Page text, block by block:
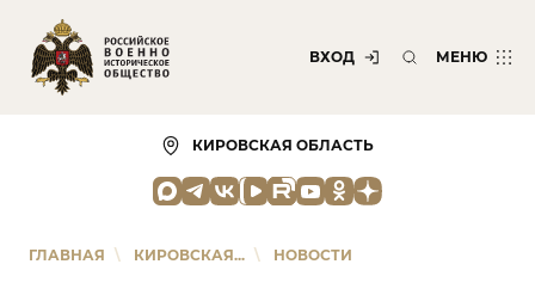
ВХОД МЕНЮ
КИРОВСКАЯ ОБЛАСТЬ
ГЛАВНАЯ \ КИРОВСКАЯ... \ НОВОСТИ